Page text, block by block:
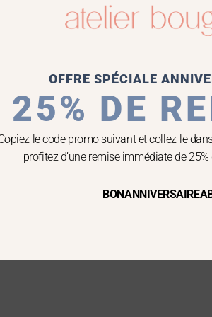
Bougies Fleurs
fleurie artisanale blanc
cassé
options
peuvent
sur
page
produit
rose
OFFRE SPÉCIALE
25% DE
le code promo suivant et collez-le
profitez d’une remise immédiate de 25%